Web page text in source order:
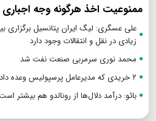
ممنوعیت اخذ هرگونه وجه
زیادی در نقل و انتقالات وجود دارد
محمد نوری سرمربی صنعت نفت شد
۲ خریدی که مدیرعامل پرسپولیس وعده داده است
بائو: درآمد دلال‌ها از رونالدو هم بیشتر